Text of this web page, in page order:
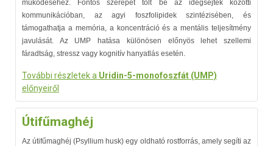
működéséhez. Fontos szerepet tölt be az idegsejtek közötti
kommunikációban, az agyi foszfolipidek szintézisében, és
támogathatja a memória, a koncentráció és a mentális teljesítmény
javulását. Az UMP hatása különösen előnyös lehet szellemi
fáradtság, stressz vagy kognitív hanyatlás esetén.
További részletek a Uridin-5-monofoszfát (UMP)
előnyeiről
Útifűmaghéj
Az útifűmaghéj (Psyllium husk) egy oldható rostforrás, amely segíti az